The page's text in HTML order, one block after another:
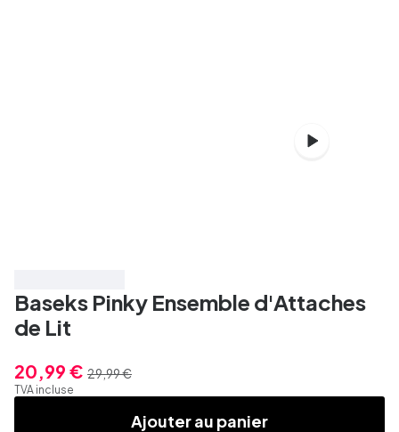
Baseks Pinky Ensemble d'Attaches
de Lit
20,99 € 29,99 €
TVA incluse
Ajouter au panier